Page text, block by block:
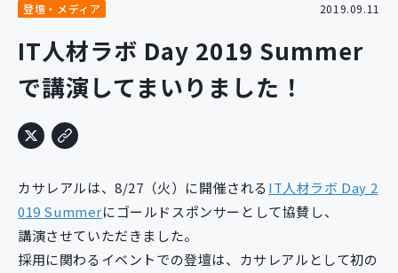
会社情報
サービス
プロダクト開発支援
クラウド導入支援 Git導入支援
システム構築支援
研修サービス
定型コース 新入社員コース
カスタマイズコース
登壇・メディア 2019.09.11
IT人材ラボ Day 2019 Summer
で講演してまいりました！
カサレアルは、8/27（火）に開催されるIT人材ラボ Day 2
019 Summerにゴールドスポンサーとして協賛し、
講演させていただきました。
採用に関わるイベントでの登壇は、カサレアルとして初の